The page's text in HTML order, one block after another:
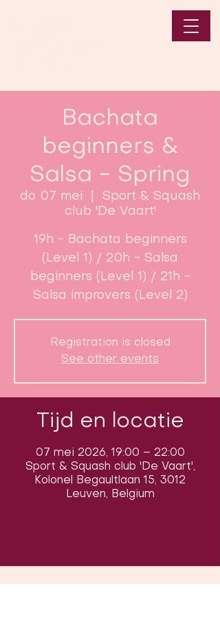
Bachata
beginners &
Salsa - Spring
do 07 mei
Sport & Squash
club 'De Vaart'
19h - Bachata beginners
(Level 1) / 20h - Salsa
beginners (Level 1) / 21h -
Salsa improvers (Level 2)
Registration is closed
See other events
Tijd en locatie
07 mei 2026, 19:00 – 22:00
Sport & Squash club 'De Vaart',
Kolonel Begaultlaan 15, 3012
Leuven, Belgium